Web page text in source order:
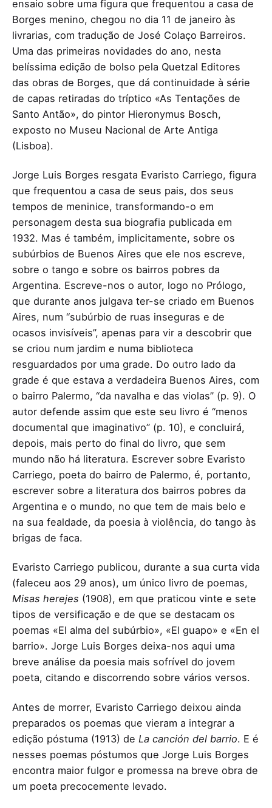
ensaio sobre uma figura que frequentou a casa de
Borges menino, chegou no dia 11 de janeiro às
livrarias, com tradução de José Colaço Barreiros.
Uma das primeiras novidades do ano, nesta
belíssima edição de bolso pela Quetzal Editores
das obras de Borges, que dá continuidade à série
de capas retiradas do tríptico «As Tentações de
Santo Antão», do pintor Hieronymus Bosch,
exposto no Museu Nacional de Arte Antiga
(Lisboa).
Jorge Luis Borges resgata Evaristo Carriego, figura
que frequentou a casa de seus pais, dos seus
tempos de meninice, transformando-o em
personagem desta sua biografia publicada em
1932. Mas é também, implicitamente, sobre os
subúrbios de Buenos Aires que ele nos escreve,
sobre o tango e sobre os bairros pobres da
Argentina. Escreve-nos o autor, logo no Prólogo,
que durante anos julgava ter-se criado em Buenos
Aires, num “subúrbio de ruas inseguras e de
ocasos invisíveis”, apenas para vir a descobrir que
se criou num jardim e numa biblioteca
resguardados por uma grade. Do outro lado da
grade é que estava a verdadeira Buenos Aires, com
o bairro Palermo, “da navalha e das violas” (p. 9). O
autor defende assim que este seu livro é “menos
documental que imaginativo” (p. 10), e concluirá,
depois, mais perto do final do livro, que sem
mundo não há literatura. Escrever sobre Evaristo
Carriego, poeta do bairro de Palermo, é, portanto,
escrever sobre a literatura dos bairros pobres da
Argentina e o mundo, no que tem de mais belo e
na sua fealdade, da poesia à violência, do tango às
brigas de faca.
Evaristo Carriego publicou, durante a sua curta vida
(faleceu aos 29 anos), um único livro de poemas,
Misas herejes (1908), em que praticou vinte e sete
tipos de versificação e de que se destacam os
poemas «El alma del subúrbio», «El guapo» e «En el
barrio». Jorge Luis Borges deixa-nos aqui uma
breve análise da poesia mais sofrível do jovem
poeta, citando e discorrendo sobre vários versos.
Antes de morrer, Evaristo Carriego deixou ainda
preparados os poemas que vieram a integrar a
edição póstuma (1913) de La canción del barrio. E é
nesses poemas póstumos que Jorge Luis Borges
encontra maior fulgor e promessa na breve obra de
um poeta precocemente levado.